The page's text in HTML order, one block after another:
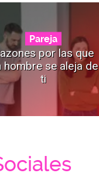
Pareja
por las que
hombre se aleja de
ti